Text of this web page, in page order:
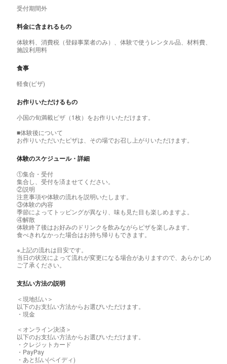
受付期間外
料金に含まれるもの
体験料、消費税（登録事業者のみ）、体験で使うレンタル品、材料費、
施設利用料
食事
軽食(ピザ)
お作りいただけるもの
小国の旬満載ピザ（1枚）をお作りいただけます。
■体験後について
お作りいただいたピザは、その場でお召し上がりいただけます。
体験のスケジュール・詳細
①集合・受付
集合し、受付を済ませてください。
②説明
注意事項や体験の流れを説明いたします。
③体験の内容
季節によってトッピングが異なり、味も見た目も楽しめますよ。
④解散
体験終了後はお好みのドリンクを飲みながらピザを楽しみます。
食べきれなかった場合はお持ち帰りもできます。
※上記の流れは目安です。
当日の状況によって流れが変更になる場合がありますので、あらかじめ
ご了承ください。
支払い方法の説明
＜現地払い＞
以下のお支払い方法からお選びいただけます。
・現金
＜オンライン決済＞
以下のお支払い方法からお選びいただけます。
・クレジットカード
・PayPay
・あと払い(ペイディ)